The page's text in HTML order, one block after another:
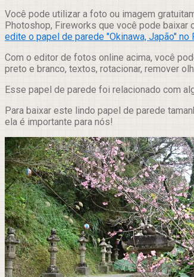
Você pode utilizar a foto ou imagem
Photoshop, Fireworks que você pode baixar
edite o papel de parede "Okinawa, Japão" no
Com o editor de fotos online acima, você
preto e branco, textos, rotacionar, remover
Esse papel de parede foi relacionado com
Para baixar este lindo papel de parede
ela é importante para nós!